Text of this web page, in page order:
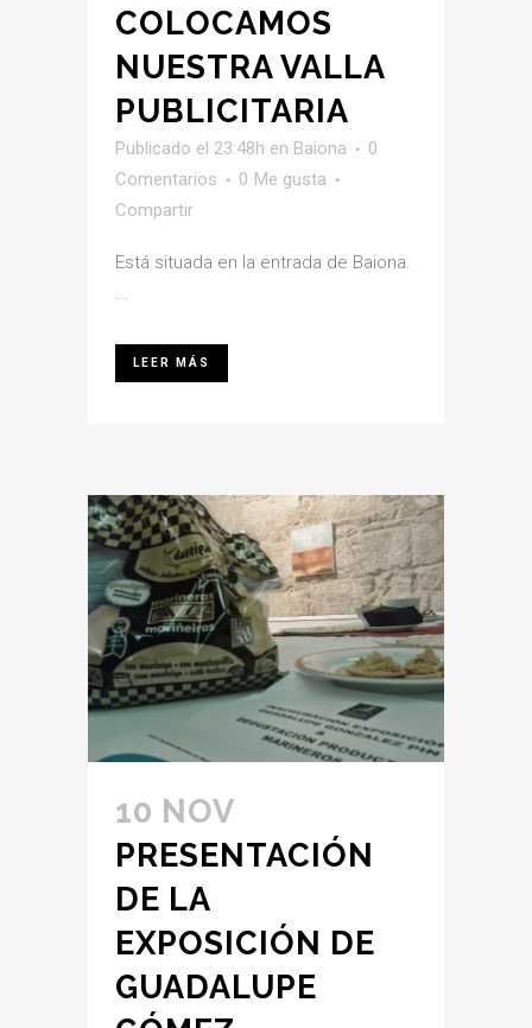
COLOCAMOS
NUESTRA VALLA
PUBLICITARIA
Publicado el 23:48h en Baiona
0
Comentarios
0 Me gusta
Compartir
Está situada en la entrada de Baiona.
...
LEER MÁS
10 NOV
PRESENTACIÓN
DE LA
EXPOSICIÓN DE
GUADALUPE